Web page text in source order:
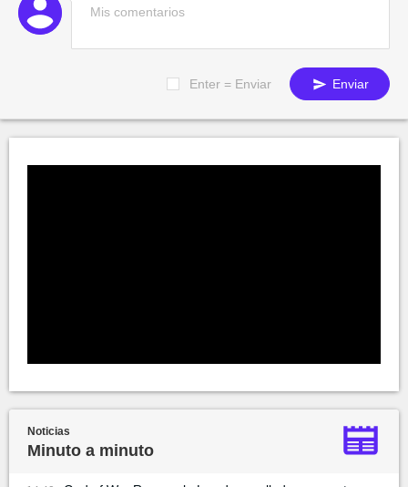
Enter = Enviar Enviar
Noticias
Minuto a minuto